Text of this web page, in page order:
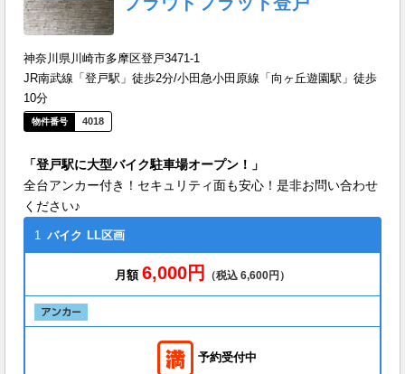
神奈川県川崎市多摩区登戸3471-1
JR南武線「登戸駅」徒歩2分/小田急小田原線「向ヶ丘遊園駅」徒歩
10分
4018
「登戸駅に大型バイク駐車場オープン！」
全台アンカー付き！セキュリティ面も安心！是非お問い合わせ
ください♪
1 バイク LL区画
月額 6,000円 （税込 6,600円）
予約受付中